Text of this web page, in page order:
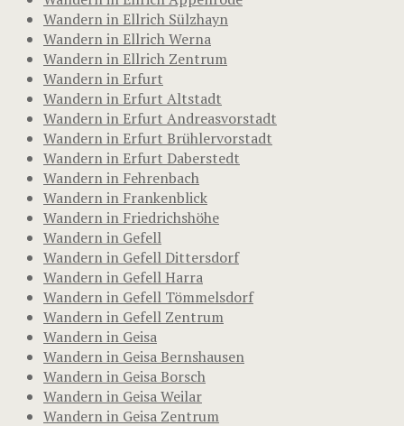
Wandern in Ellrich Sülzhayn
Wandern in Ellrich Werna
Wandern in Ellrich Zentrum
Wandern in Erfurt
Wandern in Erfurt Altstadt
Wandern in Erfurt Andreasvorstadt
Wandern in Erfurt Brühlervorstadt
Wandern in Erfurt Daberstedt
Wandern in Fehrenbach
Wandern in Frankenblick
Wandern in Friedrichshöhe
Wandern in Gefell
Wandern in Gefell Dittersdorf
Wandern in Gefell Harra
Wandern in Gefell Tömmelsdorf
Wandern in Gefell Zentrum
Wandern in Geisa
Wandern in Geisa Bernshausen
Wandern in Geisa Borsch
Wandern in Geisa Weilar
Wandern in Geisa Zentrum